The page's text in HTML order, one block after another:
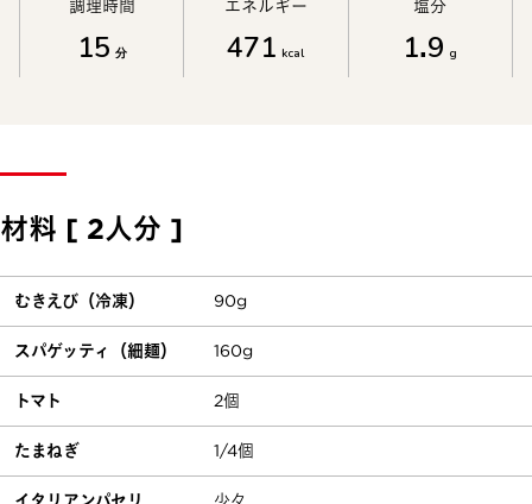
調理時間​
15 分
エネルギー​
471 kcal
塩分​
1.9 g
材料 [ 2人分 ]
むきえび（冷凍） 90g
スパゲッティ（細麺） 160g
トマト 2個
たまねぎ 1/4個